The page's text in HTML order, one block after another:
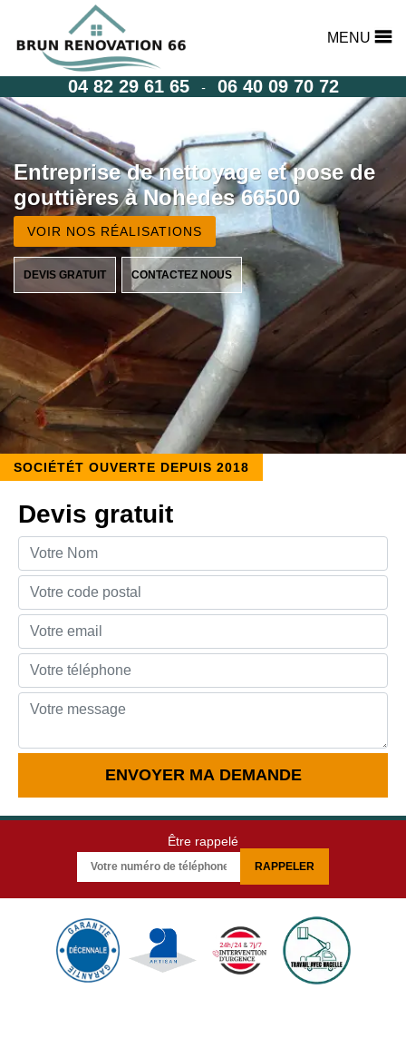
MENU
04 82 29 61 65 - 06 40 09 70 72
Entreprise de nettoyage et pose de
gouttières à Nohedes 66500
VOIR NOS RÉALISATIONS
DEVIS GRATUIT CONTACTEZ NOUS
SOCIÉTÉT OUVERTE DEPUIS 2018
Devis gratuit
Être rappelé